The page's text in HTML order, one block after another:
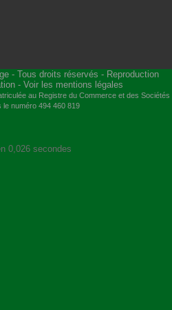
- Tous droits réservés - Reproduction
- Voir les mentions légales
au Registre du Commerce et des Sociétés
le numéro 494 460 819
0,026 secondes